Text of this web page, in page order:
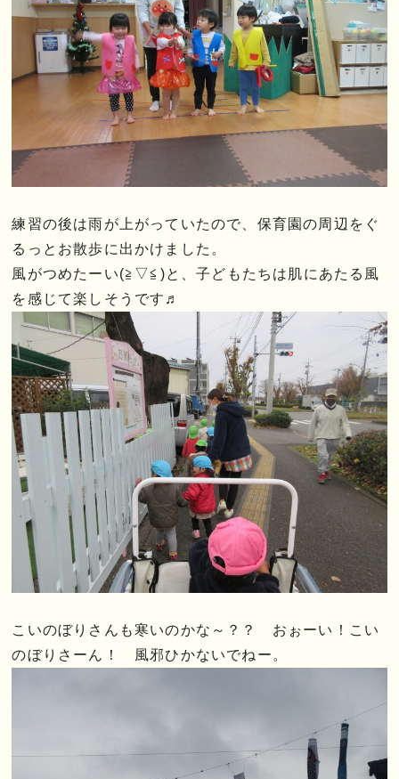
練習の後は雨が上がっていたので、保育園の周辺をぐ
るっとお散歩に出かけました。
風がつめたーい(≧▽≦)と、子どもたちは肌にあたる風
を感じて楽しそうです♬
こいのぼりさんも寒いのかな～？？ おぉーい！こい
のぼりさーん！ 風邪ひかないでねー。